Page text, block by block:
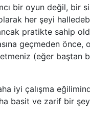
bir oyun değil, bir
her şeyi
pratikte sahip
geçmeden önce,
(eğer baştan
iyi çalışma
basit ve zarif bir